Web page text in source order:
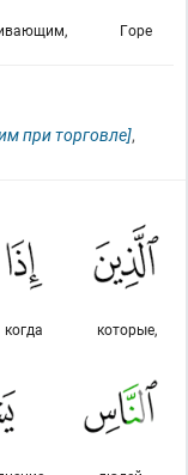
Горе
при торговле],
которые,
когда